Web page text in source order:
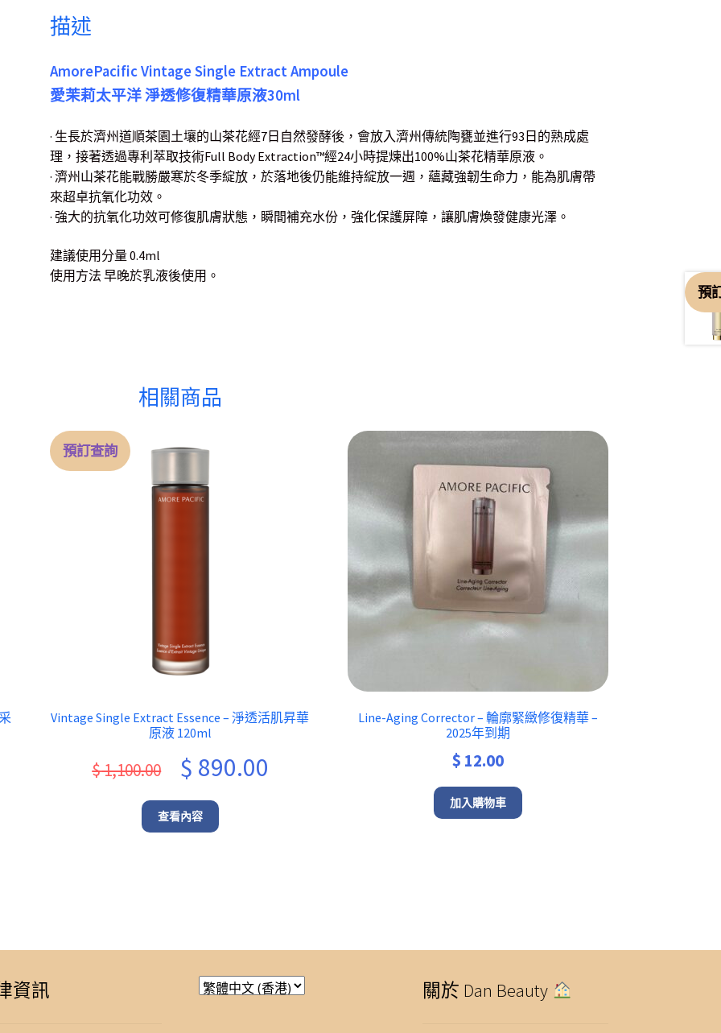
描述
AmorePacific Vintage Single Extract Ampoule
愛茉莉太平洋 淨透修復精華原液30ml
· 生長於濟州道順茶園土壤的山茶花經7日自然發酵後，會放入濟州傳統陶甕並進行93日的熟成處
理，接著透過專利萃取技術Full Body Extraction™經24小時提煉出100%山茶花精華原液。
· 濟州山茶花能戰勝嚴寒於冬季綻放，於落地後仍能維持綻放一週，蘊藏強韌生命力，能為肌膚帶
來超卓抗氧化功效。
· 強大的抗氧化功效可修復肌膚狀態，瞬間補充水份，強化保護屏障，讓肌膚煥發健康光澤。
建議使用分量 0.4ml
使用方法 早晚於乳液後使用。
相關商品
預訂查詢
Vintage Single Extract Essence – 淨透活肌昇華
原液 120ml
$1,100.00
Original
price
was:
$ 1,100.00.
$ 890.00
查看內容
Line-Aging Corrector – 輪廓緊緻修復精華 –
2025年到期
$ 12.00
加入購物車
預
資訊 關於 Dan Beauty